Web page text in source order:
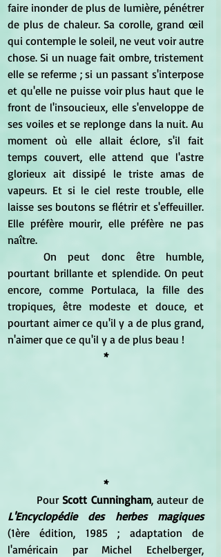
faire inonder de plus de lumière, pénétrer
de plus de chaleur. Sa corolle, grand œil
qui contemple le soleil, ne veut voir autre
chose. Si un nuage fait ombre, tristement
elle se referme ; si un passant s'interpose
et qu'elle ne puisse voir plus haut que le
front de l'insoucieux, elle s'enveloppe de
ses voiles et se replonge dans la nuit. Au
moment où elle allait éclore, s'il fait
temps couvert, elle attend que l'astre
glorieux ait dissipé le triste amas de
vapeurs. Et si le ciel reste trouble, elle
laisse ses boutons se flétrir et s'effeuiller.
Elle préfère mourir, elle préfère ne pas
naître.
	On peut donc être humble,
pourtant brillante et splendide. On peut
encore, comme Portulaca, la fille des
tropiques, être modeste et douce, et
pourtant aimer ce qu'il y a de plus grand,
n'aimer que ce qu'il y a de plus beau !
*
*
	Pour
Scott Cunningham
L'Encyclopédie des herbes magiques
(1ère édition, 1985 ; adaptation de
l'américain par Michel Echelberger,